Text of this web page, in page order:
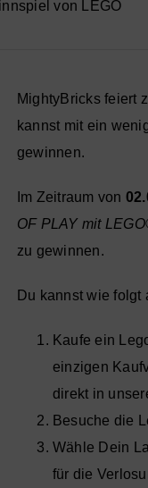
MightyBricks feiert
kannst mit ein
gewinnen.
Im Zeitraum von
OF PLAY mit
zu gewinnen.
Du kannst wie folgt
Kaufe ein
einzigen
direkt in
Besuche die
Wähle Dein
für die